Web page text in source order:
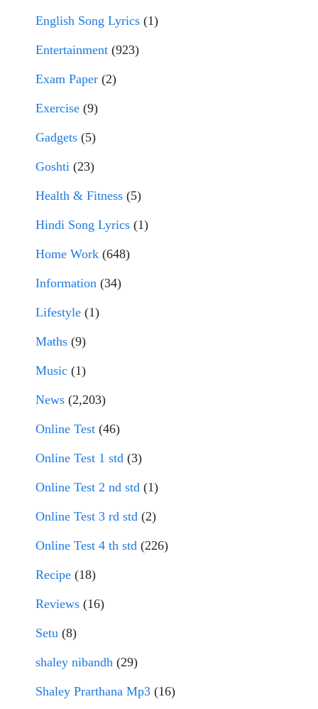
English Song Lyrics (1)
Entertainment (923)
Exam Paper (2)
Exercise (9)
Gadgets (5)
Goshti (23)
Health & Fitness (5)
Hindi Song Lyrics (1)
Home Work (648)
Information (34)
Lifestyle (1)
Maths (9)
Music (1)
News (2,203)
Online Test (46)
Online Test 1 std (3)
Online Test 2 nd std (1)
Online Test 3 rd std (2)
Online Test 4 th std (226)
Recipe (18)
Reviews (16)
Setu (8)
shaley nibandh (29)
Shaley Prarthana Mp3 (16)